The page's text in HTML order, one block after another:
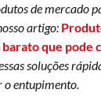
de mercado
artigo:
que pode
soluções
o entupimento.